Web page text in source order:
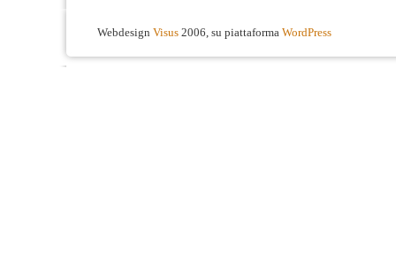
Webdesign Visus 2006, su piattaforma WordPress